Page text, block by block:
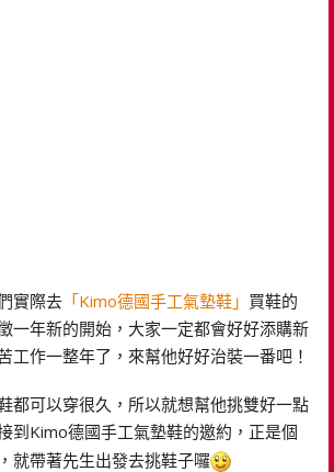
實際去 「Kimo德國手工氣墊鞋」 買鞋的
一年新的開始，大家一定都會好好添購新
工作一整年了，來幫他好好治裝一番吧！
都可以穿很久，所以就想幫他挑雙好一點
到Kimo德國手工氣墊鞋的邀約，正是個
就帶著先生出發去挑鞋子囉